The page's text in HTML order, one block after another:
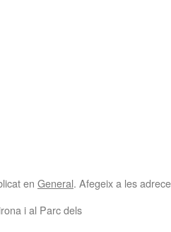
en General. Afegeix a les
i al Parc dels